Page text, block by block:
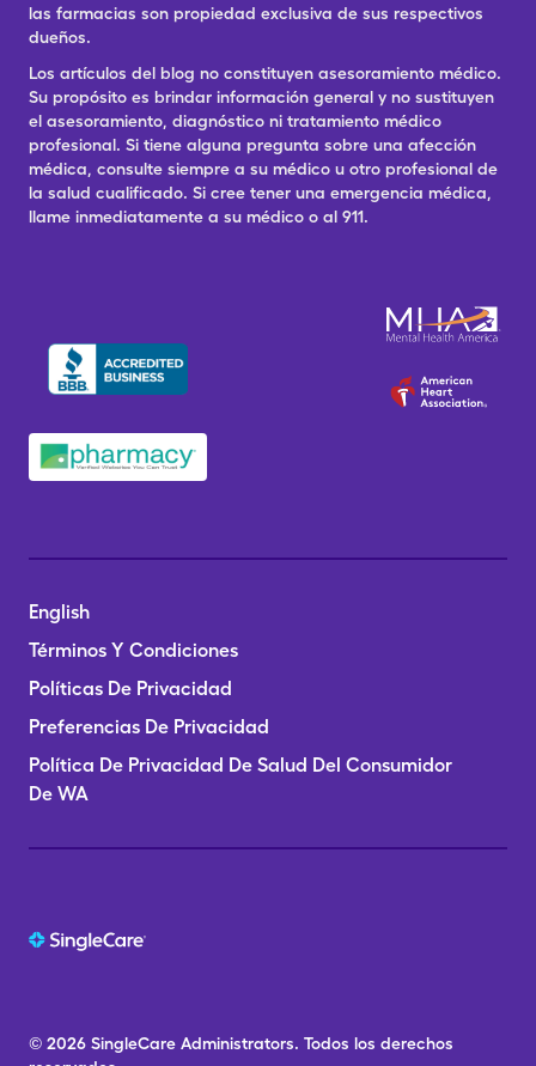
las farmacias son propiedad exclusiva de sus respectivos
dueños.
Los artículos del blog no constituyen asesoramiento médico.
Su propósito es brindar información general y no sustituyen
el asesoramiento, diagnóstico ni tratamiento médico
profesional. Si tiene alguna pregunta sobre una afección
médica, consulte siempre a su médico u otro profesional de
la salud cualificado. Si cree tener una emergencia médica,
llame inmediatamente a su médico o al 911.
English
Términos Y Condiciones
Políticas De Privacidad
Preferencias De Privacidad
Política De Privacidad De Salud Del Consumidor
De WA
© 2026 SingleCare Administrators. Todos los derechos